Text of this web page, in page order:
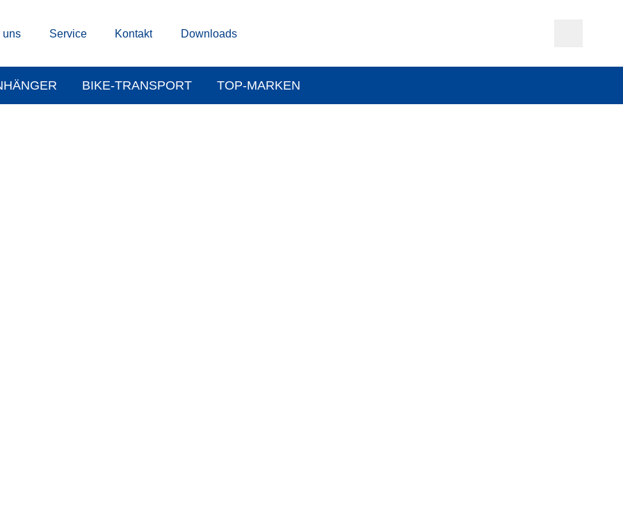
uns Service Kontakt Downloads
BIKE-TRANSPORT TOP-MARKEN